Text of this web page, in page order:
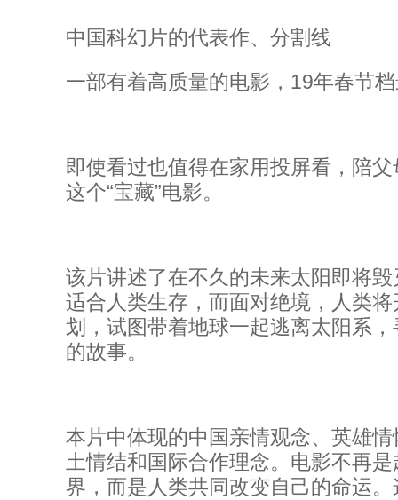
中国科幻片的代表作、分割线
一部有着高质量的电影，19年春节
即使看过也值得在家用投屏看，陪
这个“宝藏”电影。
该片讲述了在不久的未来太阳即将
适合人类生存，而面对绝境，人类将
划，试图带着地球一起逃离太阳系
的故事。
本片中体现的中国亲情观念、英雄
土情结和国际合作理念。电影不再
界，而是人类共同改变自己的命运